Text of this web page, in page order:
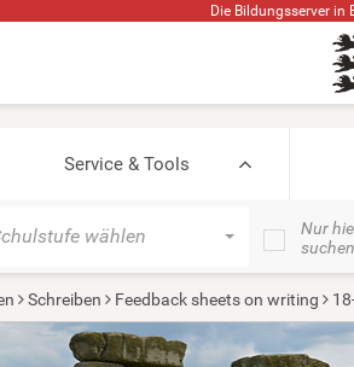
Die Bildungsserver in
Service & Tools
wählen
Nur
suchen
Schreiben Feedback sheets on writing